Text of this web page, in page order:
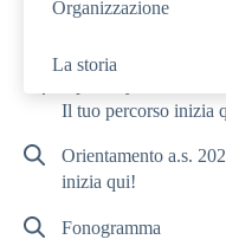
Organizzazione
La storia
Open day – 31
Il tuo percorso inizia
Orientamento a.s.
inizia qui!
Fonogramma